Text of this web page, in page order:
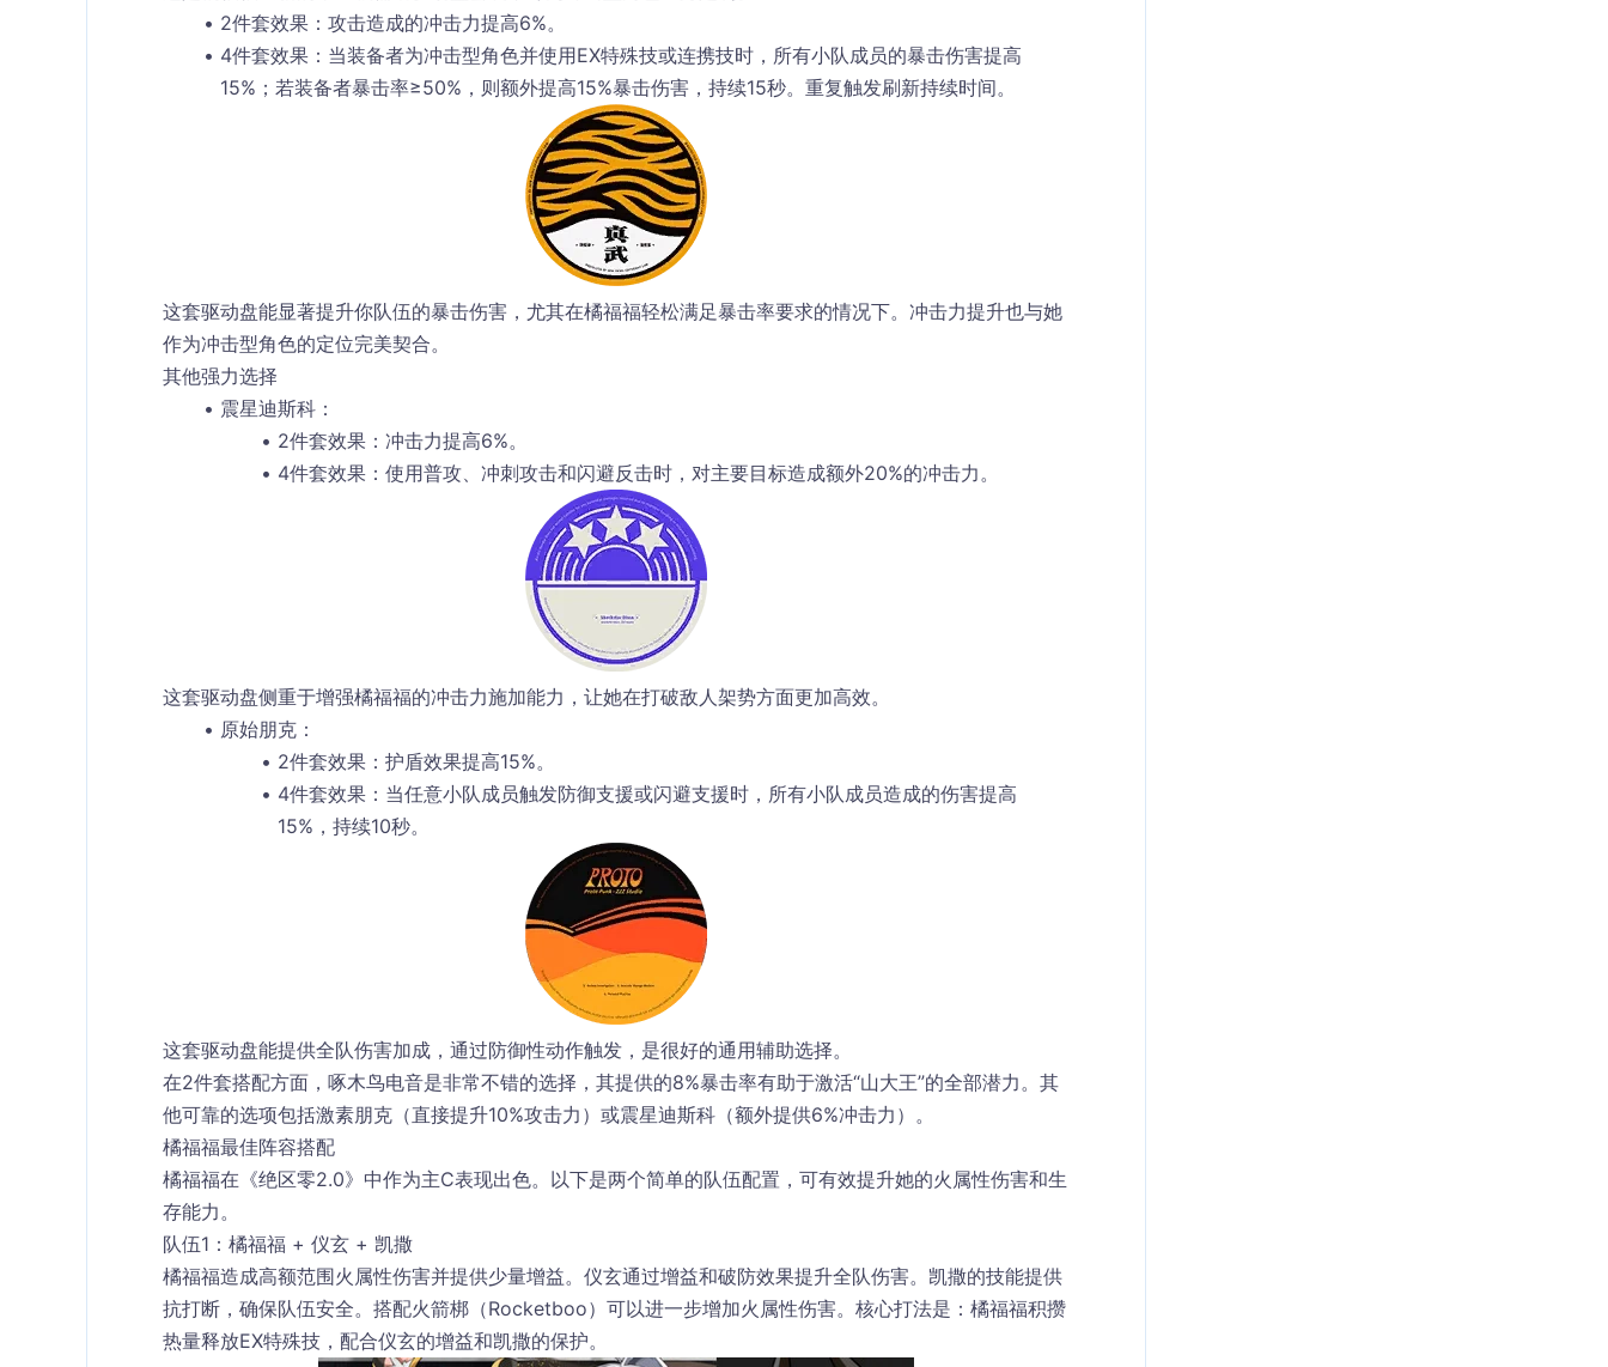
2件套效果：攻击造成的冲击力提高6%。
4件套效果：当装备者为冲击型角色并使用EX特殊技或连携技时，所有小队成员的暴击伤害提高
15%；若装备者暴击率≥50%，则额外提高15%暴击伤害，持续15秒。重复触发刷新持续时间。
这套驱动盘能显著提升你队伍的暴击伤害，尤其在橘福福轻松满足暴击率要求的情况下。冲击力提升也与她
作为冲击型角色的定位完美契合。
其他强力选择
震星迪斯科：
2件套效果：冲击力提高6%。
4件套效果：使用普攻、冲刺攻击和闪避反击时，对主要目标造成额外20%的冲击力。
这套驱动盘侧重于增强橘福福的冲击力施加能力，让她在打破敌人架势方面更加高效。
原始朋克：
2件套效果：护盾效果提高15%。
4件套效果：当任意小队成员触发防御支援或闪避支援时，所有小队成员造成的伤害提高
15%，持续10秒。
这套驱动盘能提供全队伤害加成，通过防御性动作触发，是很好的通用辅助选择。
在2件套搭配方面， 啄木鸟电音是非常不错的选择，其提供的8%暴击率有助于激活“山大王”的全部潜力。其
他可靠的选项包括激素朋克 （直接提升10%攻击力）或震星迪斯科 （额外提供6%冲击力）。
橘福福最佳阵容搭配
橘福福在《绝区零2.0》中作为主C表现出色。以下是两个简单的队伍配置，可有效提升她的火属性伤害和生
存能力。
队伍1：橘福福 + 仪玄 + 凯撒
橘福福造成高额范围火属性伤害并提供少量增益。 仪玄通过增益和破防效果提升全队伤害。凯撒的技能提供
抗打断，确保队伍安全。搭配火箭梆 （Rocketboo）可以进一步增加火属性伤害。核心打法是：橘福福积攒
热量释放EX特殊技，配合仪玄的增益和凯撒的保护。